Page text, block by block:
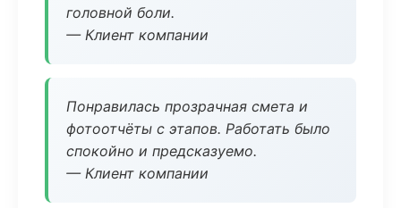
головной боли.
— Клиент компании
Понравилась прозрачная смета и
фотоотчёты с этапов. Работать было
спокойно и предсказуемо.
— Клиент компании